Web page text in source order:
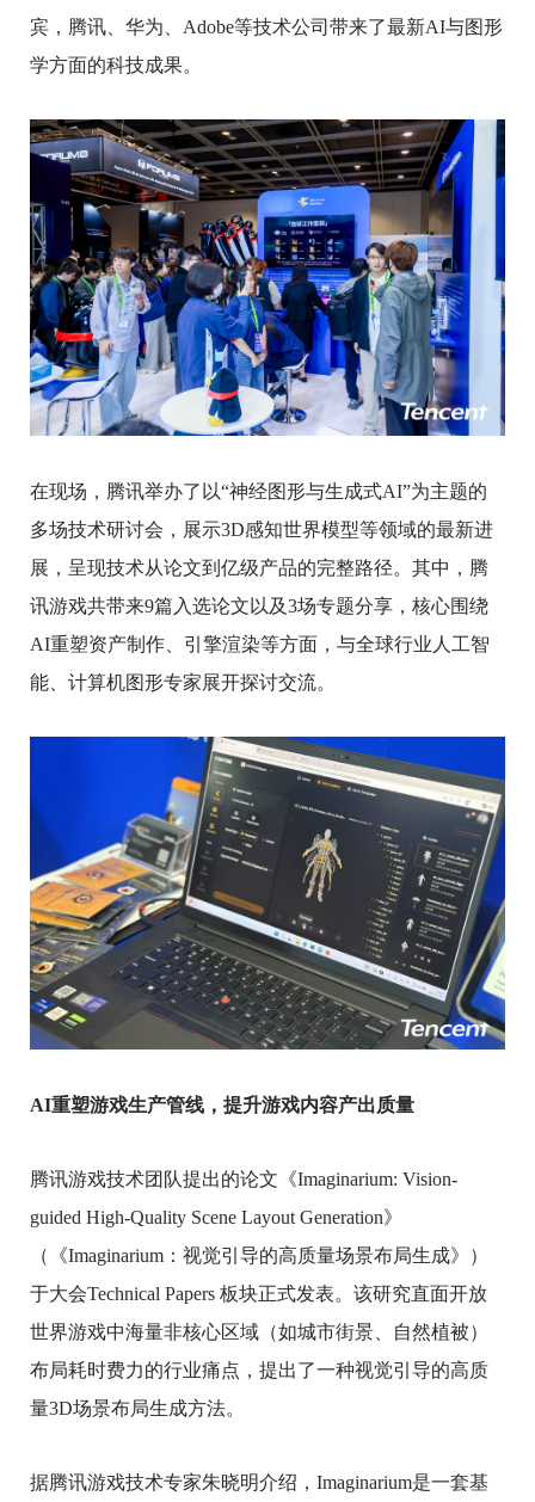
宾，腾讯、华为、Adobe等技术公司带来了最新AI与图形
学方面的科技成果。
在现场，腾讯举办了以“神经图形与生成式AI”为主题的
多场技术研讨会，展示3D感知世界模型等领域的最新进
展，呈现技术从论文到亿级产品的完整路径。其中，腾
讯游戏共带来9篇入选论文以及3场专题分享，核心围绕
AI重塑资产制作、引擎渲染等方面，与全球行业人工智
能、计算机图形专家展开探讨交流。
AI重塑游戏生产管线，提升游戏内容产出质量
腾讯游戏技术团队提出的论文《Imaginarium: Vision-
guided High-Quality Scene Layout Generation》
（《Imaginarium：视觉引导的高质量场景布局生成》）
于大会Technical Papers 板块正式发表。该研究直面开放
世界游戏中海量非核心区域（如城市街景、自然植被）
布局耗时费力的行业痛点，提出了一种视觉引导的高质
量3D场景布局生成方法。
据腾讯游戏技术专家朱晓明介绍，Imaginarium是一套基